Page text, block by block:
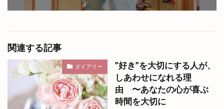
関連する記事
ダイアリー
”好き”を大切にする人が、
しあわせになれる理
由 〜あなたの心が喜ぶ
時間を大切に